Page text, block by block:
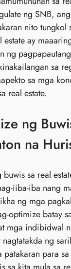
ng SNB,
nito tungkol
ay
ng
sa
sa mga
real estate.
ng
na
sa real
iiba-iba nang
ng mga
optimize batay
mga indibidwal
nagtatakda ng
patakaran para